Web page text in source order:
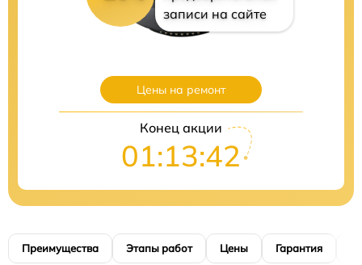
записи на сайте
Цены на ремонт
Конец акции
01:13:41
Преимущества Этапы работ Цены Гарантия